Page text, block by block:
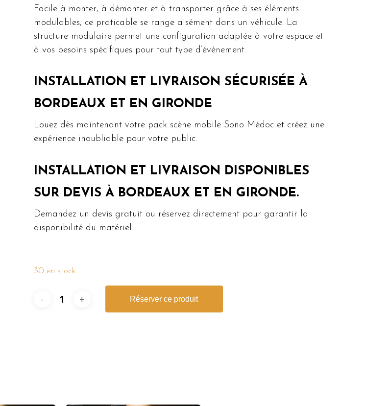
Facile à monter, à démonter et à transporter grâce à ses éléments
modulables, ce praticable se range aisément dans un véhicule. La
structure modulaire permet une configuration adaptée à votre espace et
à vos besoins spécifiques pour tout type d’événement.
INSTALLATION ET LIVRAISON SÉCURISÉE À
BORDEAUX ET EN GIRONDE
Louez dès maintenant votre pack scène mobile Sono Médoc et créez une
expérience inoubliable pour votre public.
INSTALLATION ET LIVRAISON DISPONIBLES
SUR DEVIS À BORDEAUX ET EN GIRONDE.
Demandez un devis gratuit ou réservez directement pour garantir la
disponibilité du matériel.
30 en stock
Réserver ce produit